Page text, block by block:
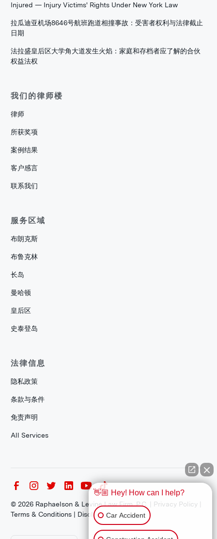
Injured — Injury Victims' Rights Under New York Law
拉瓜迪亚机场8646号航班跑道相撞事故：受害者权利与法律截止
日期
法拉盛皇后区大学角大道发生火焰：家庭和存档者应了解的合伙
权益法权
我们的律师楼
律师
所获奖项
案例结果
客户感言
联系我们
服务区域
布朗克斯
布鲁克林
长岛
曼哈顿
皇后区
史泰登岛
法律信息
隐私政策
条款与条件
免责声明
All Services
©2026 Raphaelson & Levine Law Firm, P.C. | Privacy Policy
Terms & Conditions | Disclaimer
👋🏼 Hey! How can I help?
Car Accident